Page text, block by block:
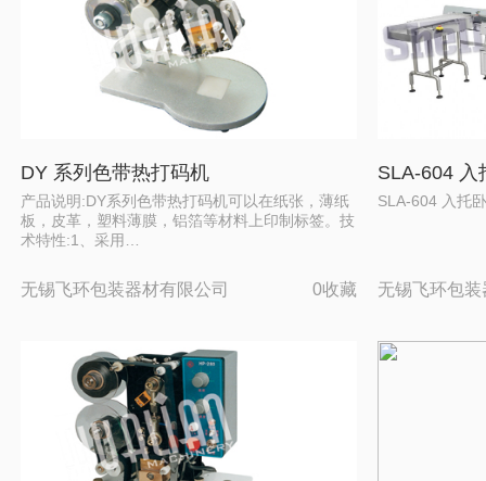
DY 系列色带热打码机
产品说明:DY系列色带热打码机可以在纸张，薄纸
板，皮革，塑料薄膜，铝箔等材料上印制标签。技
术特性:1、采用…
无锡飞环包装器材有限公司 0收藏
SLA-604 入
SLA-604 入托
无锡飞环包